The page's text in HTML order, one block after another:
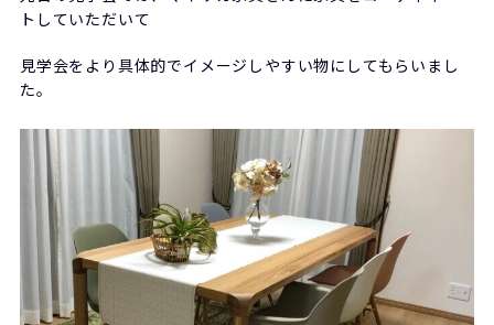
トしていただいて
見学会をより具体的でイメージしやすい物にしてもらいまし
た。